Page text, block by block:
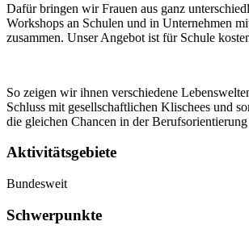
Dafür bringen wir Frauen aus ganz
Workshops an Schulen und in Unternehmen
zusammen. Unser Angebot ist für Schule
So zeigen wir ihnen verschiedene
Schluss mit gesellschaftlichen Klischees und
die gleichen Chancen in der Berufsorientierung
Aktivitätsgebiete
Bundesweit
Schwerpunkte